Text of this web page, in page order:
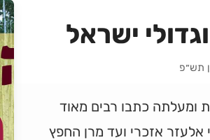
ישראל
תש״פ
ומעלתה כתבו רבים מאוד
אלעזר אזכרי ועד מרן החפץ